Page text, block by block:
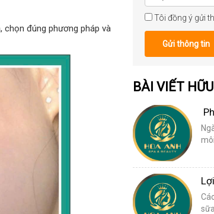
chọn đúng phương pháp và
Tôi đồng ý gửi
Gửi thông tin
BÀI VIẾT